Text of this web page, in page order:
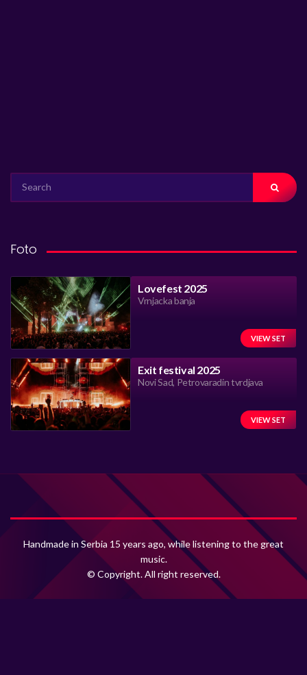
FOR:
Foto
Lovefest 2025
Vrnjacka banja
VIEW SET
Exit festival 2025
Novi Sad, Petrovaradin tvrdjava
VIEW SET
Handmade in Serbia 15 years ago, while listening to the great
music.
© Copyright. All right reserved.